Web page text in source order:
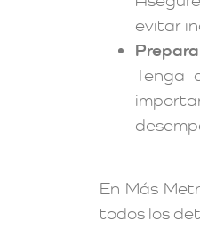
evitar
Tenga
En Más
todos los